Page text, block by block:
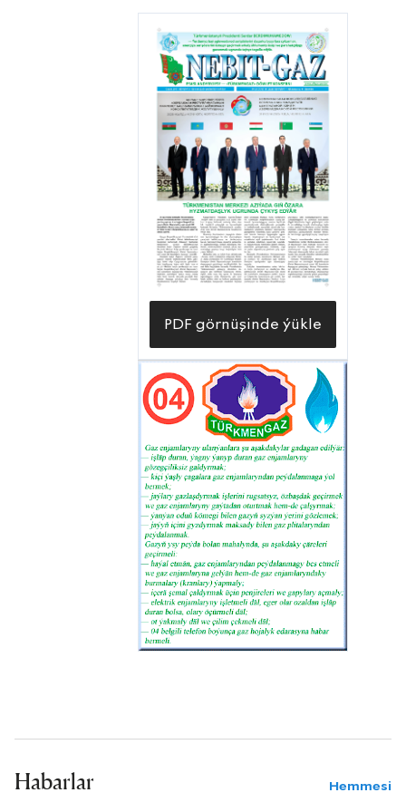
gurluşygyň baş potratçysy «Petro Gaz
LLP» (Beýik Britaniýa)
kompaniýasynyň arasynda baglaşylan
şertnamanyň esasynda durmuşa
geçirilýär. Şeýle tutumly işler
«Türkmenistanyň nebitgaz senagatyny
ösdürmegiň 2030-njy ýyla çenli döwür
üçin Maksatnamasyny» durmuşa
geçirmekde ähmiýetlidir.
PDF görnüşinde ýükle
Habarlar Hemmesi